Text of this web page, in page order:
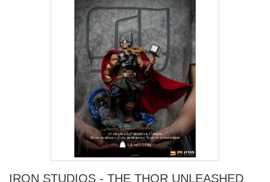
IRON STUDIOS - THE THOR UNLEASHED